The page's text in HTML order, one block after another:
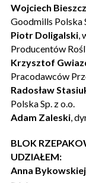
Wojciech
Goodmills Polska
Piotr Doligalski
Producentów
Krzysztof
Pracodawców
Radosław
Polska Sp. z o.o.
Adam Zaleski ,
BLOK
UDZIAŁEM:
Anna Bykowskiej